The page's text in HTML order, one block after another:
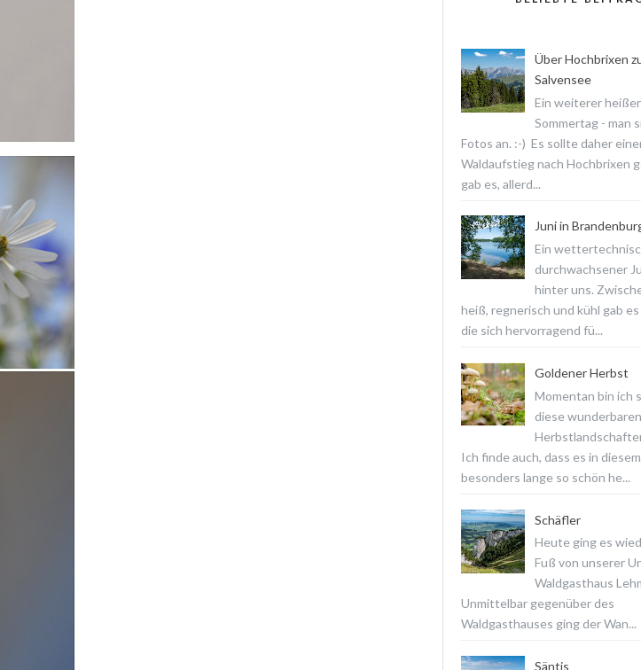
Über Hochbrixen
Salvensee
Ein weiterer heißer
Sommertag - man
Fotos an. :-) Es sollte daher
Waldaufstieg nach Hochbrixen
gab es, allerd...
Juni in
Ein
durchwachsener
hinter uns.
heiß, regnerisch und kühl gab es
die sich hervorragend fü...
Goldener Herbst
Momentan bin ich
diese wunderbaren
Ich finde auch, dass es in
besonders lange so schön he...
Schäfler
Heute ging es
Fuß von unserer
Waldgasthaus
Unmittelbar gegenüber des
Waldgasthauses ging der Wan...
Säntis